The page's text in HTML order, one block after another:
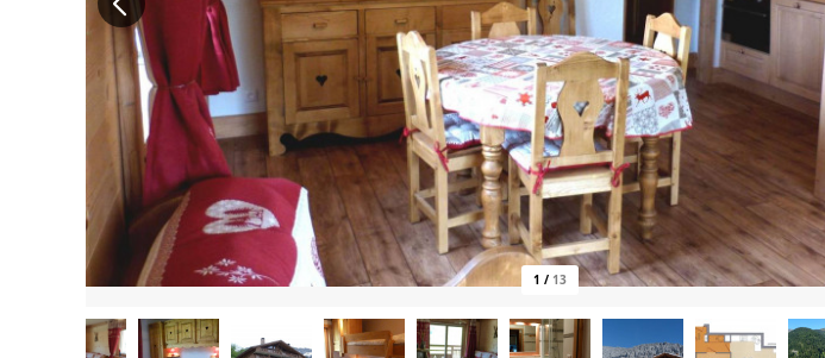
1 / 13